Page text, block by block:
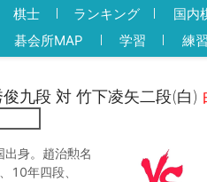
棋士 ランキング 国内
碁会所MAP 学習 練
九段 対 竹下凌矢二段(白)
身。趙治勲名
10年四段、